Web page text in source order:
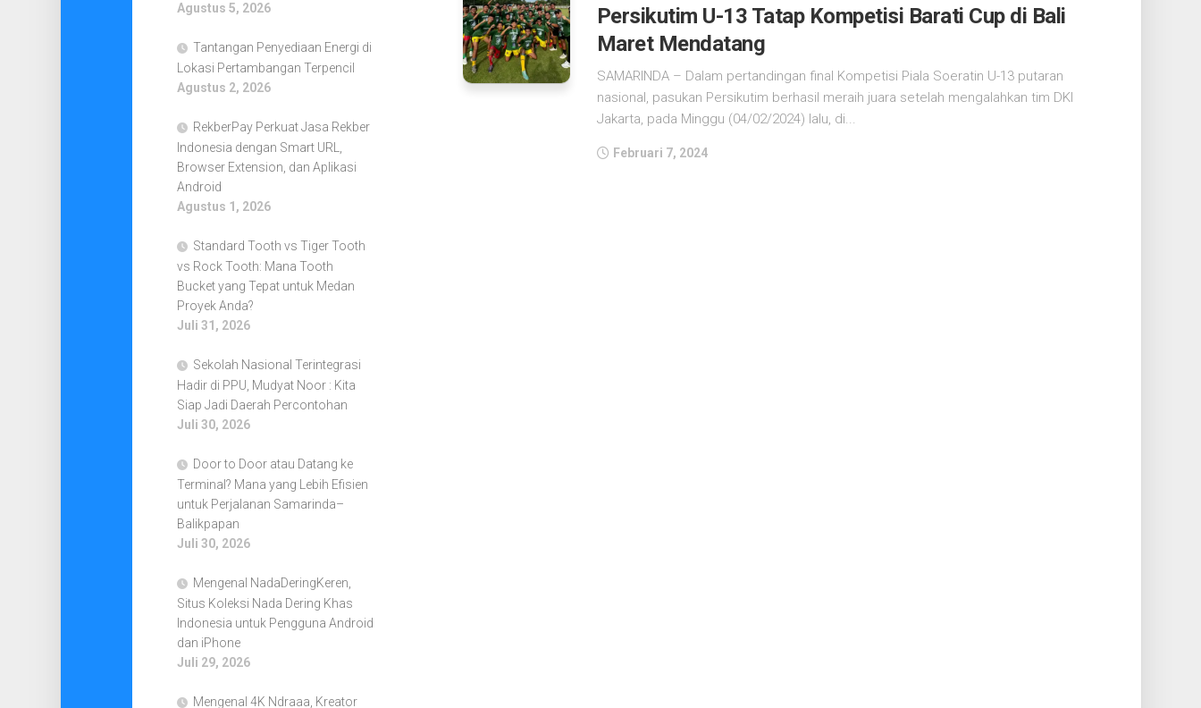
Persikutim U-13 Tatap Kompetisi Barati Cup di Bali
Maret Mendatang
SAMARINDA – Dalam pertandingan final Kompetisi Piala Soeratin U-13 putaran
nasional, pasukan Persikutim berhasil meraih juara setelah mengalahkan tim DKI
Jakarta, pada Minggu (04/02/2024) lalu, di...
Februari 7, 2024
Agustus 5, 2026
Tantangan Penyediaan Energi di
Lokasi Pertambangan Terpencil
Agustus 2, 2026
RekberPay Perkuat Jasa Rekber
Indonesia dengan Smart URL,
Browser Extension, dan Aplikasi
Android
Agustus 1, 2026
Standard Tooth vs Tiger Tooth
vs Rock Tooth: Mana Tooth
Bucket yang Tepat untuk Medan
Proyek Anda?
Juli 31, 2026
Sekolah Nasional Terintegrasi
Hadir di PPU, Mudyat Noor : Kita
Siap Jadi Daerah Percontohan
Juli 30, 2026
Door to Door atau Datang ke
Terminal? Mana yang Lebih Efisien
untuk Perjalanan Samarinda–
Balikpapan
Juli 30, 2026
Mengenal NadaDeringKeren,
Situs Koleksi Nada Dering Khas
Indonesia untuk Pengguna Android
dan iPhone
Juli 29, 2026
Mengenal 4K Ndraaa, Kreator